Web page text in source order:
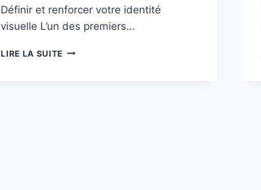
Définir et renforcer votre identité
visuelle L’un des premiers…
LIRE LA SUITE QUE